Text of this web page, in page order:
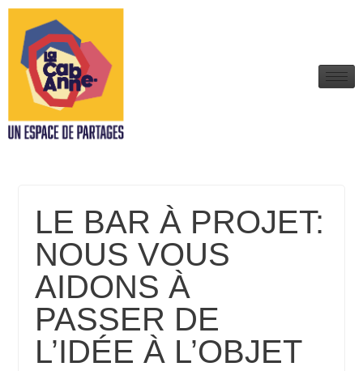
LE BAR À PROJET:
NOUS VOUS
AIDONS À
PASSER DE
L’IDÉE À L’OBJET